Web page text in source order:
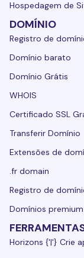
Hospedagem de
DOMÍNIO
Registro de
Domínio barato
Domínio Grátis
WHOIS
Certificado SSL
Transferir Domínio
Extensões de
.fr domain
Registro de
Domínios premium
Horizons {'|'} Crie